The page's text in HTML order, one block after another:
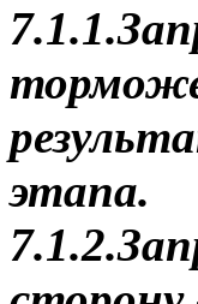
этапа.